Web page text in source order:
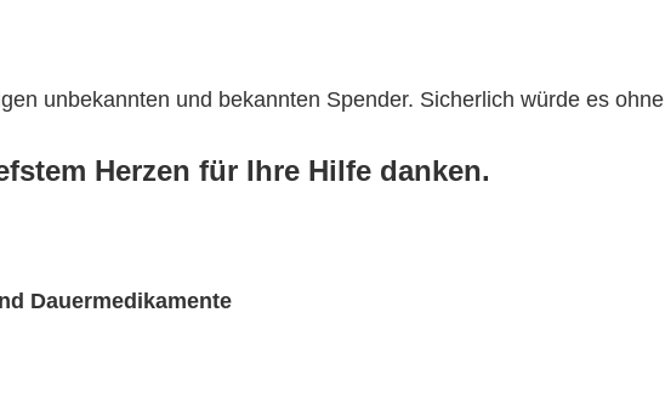
unbekannten und bekannten Spender. Sicherlich würde es ohne
Herzen für Ihre Hilfe danken.
Dauermedikamente